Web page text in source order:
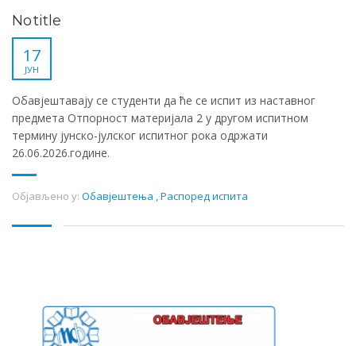
No title
17
ЈУН
Обавјештавају се студенти да ће се испит из наставног
предмета Отпорност материјала 2 у другом испитном
термину јунско-јулског испитног рока одржати
26.06.2026.године.
Објављено у: Обавјештења ,Распоред испита